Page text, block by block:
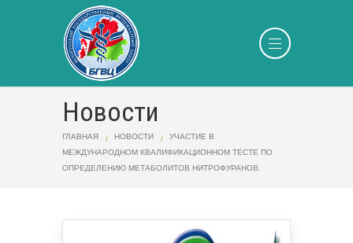
Новости
ГЛАВНАЯ НОВОСТИ
УЧАСТИЕ В
МЕЖДУНАРОДНОМ КВАЛИФИКАЦИОННОМ ТЕСТЕ ПО
ОПРЕДЕЛЕНИЮ МЕТАБОЛИТОВ НИТРОФУРАНОВ.